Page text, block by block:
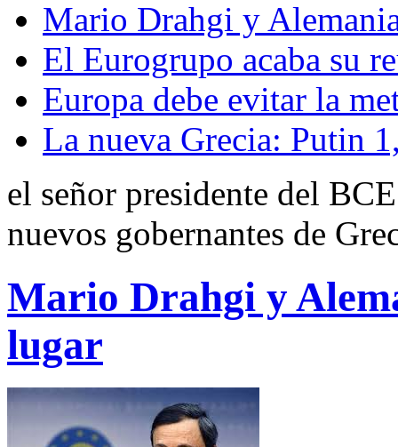
Mario Drahgi y
El Eurogrupo acaba su
Europa debe evitar la
La nueva Grecia: Putin
el señor presidente del
nuevos gobernantes de
Mario Drahgi y
lugar